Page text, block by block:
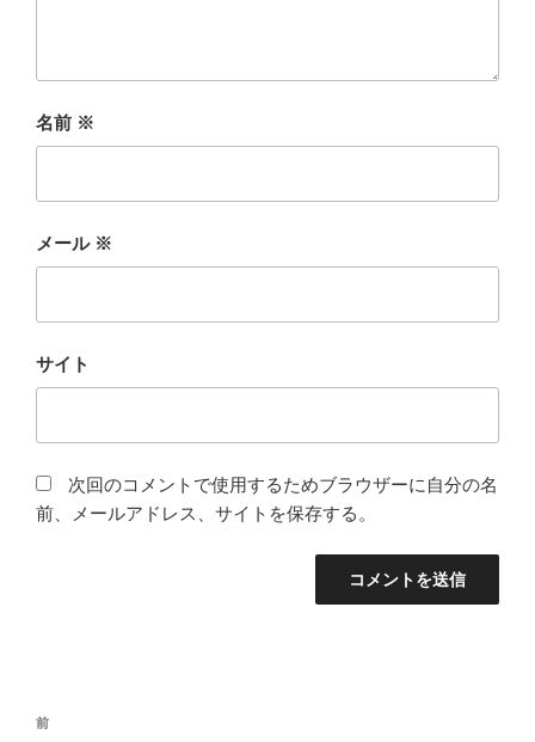
名前 ※
メール ※
サイト
次回のコメントで使用するためブラウザーに自分の名
前、メールアドレス、サイトを保存する。
投
前
前